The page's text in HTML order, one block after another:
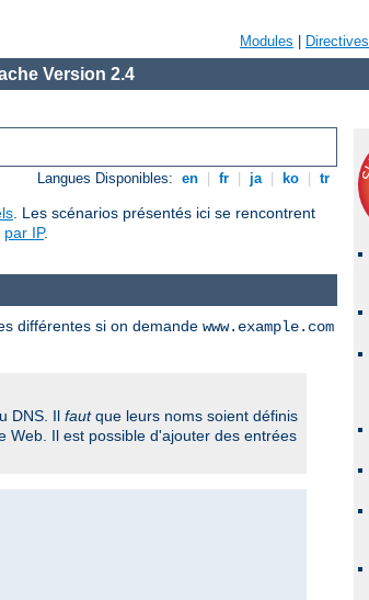
Modules Directives
Version 2.4
Langues Disponibles: en fr ja ko tr
. Les scénarios présentés ici se rencontrent
par IP.
différentes si on demande www.example.com
DNS. Il fautque leurs noms soient définis
Web. Il est possible d'ajouter des entrées